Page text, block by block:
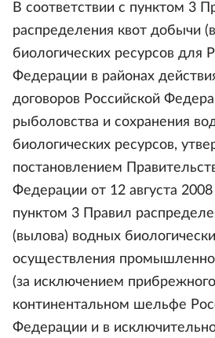
В соответствии с пунктом 3
распределения квот добычи
биологических ресурсов для
Федерации в районах
договоров Российской
рыболовства и сохранения
биологических ресурсов,
постановлением
Федерации от 12 августа
пунктом 3 Правил
(вылова) водных
осуществления
(за исключением
континентальном шельфе
Федерации и в